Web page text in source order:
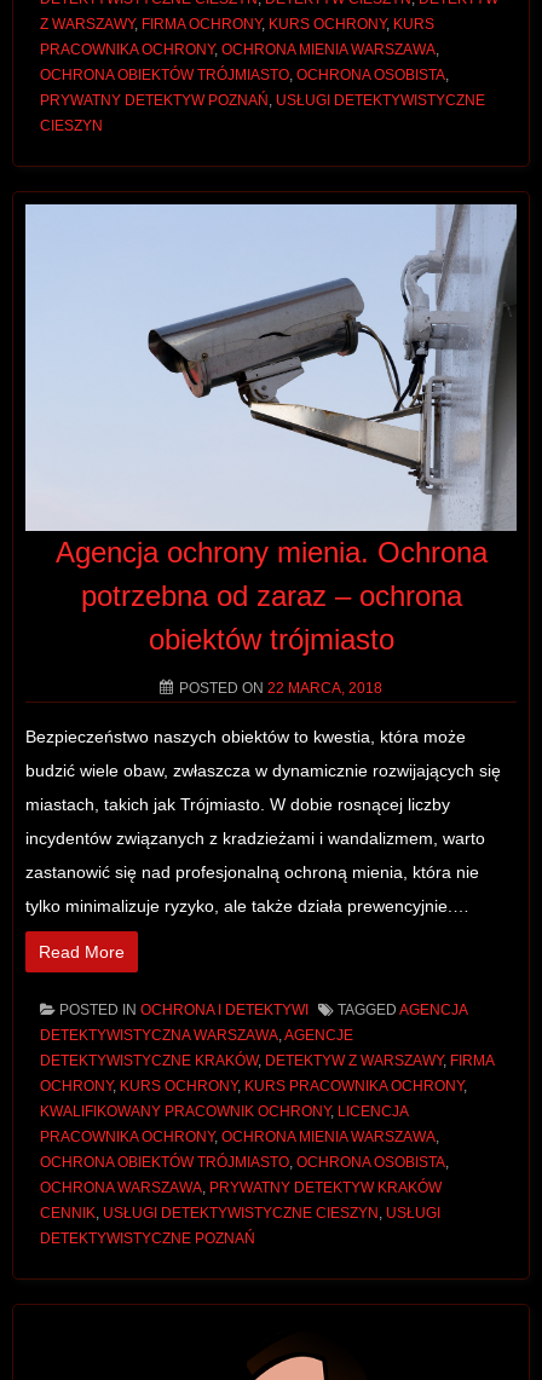
Z WARSZAWY, FIRMA OCHRONY, KURS OCHRONY, KURS
PRACOWNIKA OCHRONY, OCHRONA MIENIA WARSZAWA
OCHRONA OBIEKTÓW TRÓJMIASTO OCHRONA OSOBISTA
PRYWATNY DETEKTYW POZNAŃ USŁUGI DETEKTYWISTYCZNE
CIESZYN
Agencja ochrony mienia. Ochrona
potrzebna od zaraz – ochrona
obiektów trójmiasto
POSTED ON 22 MARCA, 2018
Bezpieczeństwo naszych obiektów to kwestia, która może
budzić wiele obaw, zwłaszcza w dynamicznie rozwijających się
miastach, takich jak Trójmiasto. W dobie rosnącej liczby
incydentów związanych z kradzieżami i wandalizmem, warto
zastanowić się nad profesjonalną ochroną mienia, która nie
tylko minimalizuje ryzyko, ale także działa prewencyjnie.…
Read More
POSTED IN OCHRONA I DETEKTYWI TAGGED AGENCJA
DETEKTYWISTYCZNA WARSZAWA,AGENCJE
DETEKTYWISTYCZNE KRAKÓW, DETEKTYW Z WARSZAWY, FIRMA
OCHRONY, KURS OCHRONY, KURS PRACOWNIKA OCHRONY,
KWALIFIKOWANY PRACOWNIK OCHRONY, LICENCJA
PRACOWNIKA OCHRONY, OCHRONA MIENIA WARSZAWA,
OCHRONA OBIEKTÓW TRÓJMIASTO, OCHRONA OSOBISTA,
OCHRONA WARSZAWA, PRYWATNY DETEKTYW KRAKÓW
CENNIK, USŁUGI DETEKTYWISTYCZNE CIESZYN , USŁUGI
DETEKTYWISTYCZNE POZNAŃ